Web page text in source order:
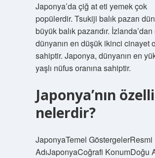
Japonya’da çiğ at eti yemek çok
popülerdir. Tsukiji balık pazarı
büyük balık pazarıdır.
dünyanın en düşük ikinci cinayet
sahiptir. Japonya, dünyanın en
yaşlı nüfus oranına sahiptir.
Japonya’nın
nelerdir?
JaponyaTemel GöstergelerResmi
AdıJaponyaCoğrafi KonumDoğu